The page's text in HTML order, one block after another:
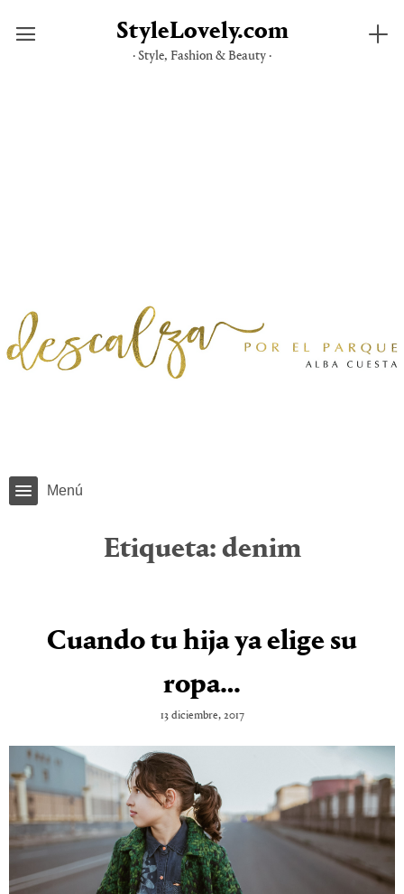
StyleLovely.com
· Style, Fashion & Beauty ·
Menú
Etiqueta: denim
Cuando tu hija ya elige su
ropa…
13 diciembre, 2017